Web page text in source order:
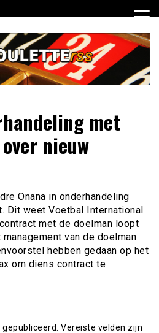
RSS
met
nieuw
Onana in onderhandeling
Dit weet Voetbal International
met de doelman loopt
van de doelman
hebben gedaan op het
om diens contract te
Vereiste velden zijn